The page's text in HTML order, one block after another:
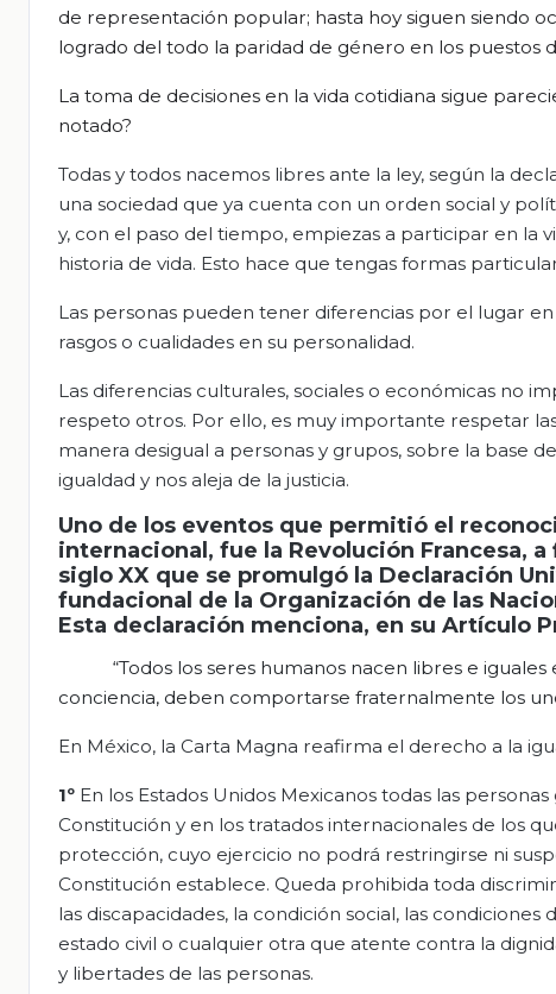
de representación popular; hasta hoy siguen siendo
logrado del todo la paridad de género en los puestos
La toma de decisiones en la vida cotidiana sigue
notado?
Todas y todos nacemos libres ante la ley, según la
una sociedad que ya cuenta con un orden social y
y, con el paso del tiempo, empiezas a participar en la
historia de vida. Esto hace que tengas formas
Las personas pueden tener diferencias por el lugar
rasgos o cualidades en su personalidad.
Las diferencias culturales, sociales o económicas no
respeto otros. Por ello, es muy importante respetar
manera desigual a personas y grupos, sobre la base
igualdad y nos aleja de la justicia.
Uno de los eventos que permitió el
internacional, fue la Revolución Francesa,
siglo XX que se promulgó la Declaración
fundacional de la Organización de las
Esta declaración menciona, en su Artículo
“Todos los seres humanos nacen libres e
conciencia, deben comportarse fraternalmente los
En México, la Carta Magna reafirma el derecho a la
1º En los Estados Unidos Mexicanos todas las
Constitución y en los tratados internacionales de los
protección, cuyo ejercicio no podrá restringirse ni
Constitución establece. Queda prohibida toda
las discapacidades, la condición social, las
estado civil o cualquier otra que atente contra la
y libertades de las personas.